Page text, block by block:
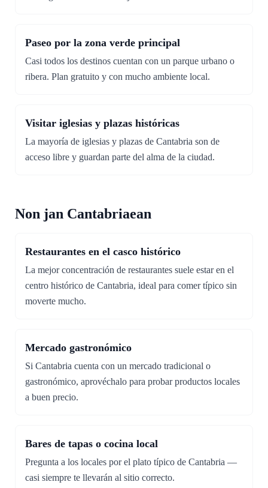
Paseo por la zona verde principal
Casi todos los destinos cuentan con un parque urbano o
ribera. Plan gratuito y con mucho ambiente local.
Visitar iglesias y plazas históricas
La mayoría de iglesias y plazas de Cantabria son de
acceso libre y guardan parte del alma de la ciudad.
Non jan Cantabriaean
Restaurantes en el casco histórico
La mejor concentración de restaurantes suele estar en el
centro histórico de Cantabria, ideal para comer típico sin
moverte mucho.
Mercado gastronómico
Si Cantabria cuenta con un mercado tradicional o
gastronómico, aprovéchalo para probar productos locales
a buen precio.
Bares de tapas o cocina local
Pregunta a los locales por el plato típico de Cantabria —
casi siempre te llevarán al sitio correcto.